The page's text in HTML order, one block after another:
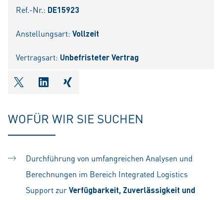
Ref.-Nr.: DE15923
Anstellungsart: Vollzeit
Vertragsart: Unbefristeter Vertrag
shareOntwitter
shareOnlinkedIn
shareOnxing
WOFÜR WIR SIE SUCHEN
Durchführung von umfangreichen Analysen und
Berechnungen im Bereich Integrated Logistics
Support zurVerfügbarkeit, Zuverlässigkeit und